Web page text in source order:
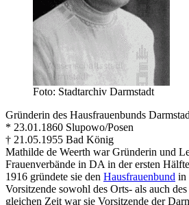
Foto: Stadtarchiv Darmstadt
Gründerin des Hausfrauenbunds
* 23.01.1860 Slupowo/Posen
† 21.05.1955 Bad König
Mathilde de Weerth war Gründerin und
Frauenverbände in DA in der ersten
1916 gründete sie den Hausfrauenbund in
Vorsitzende sowohl des Orts- als auch
gleichen Zeit war sie Vorsitzende der